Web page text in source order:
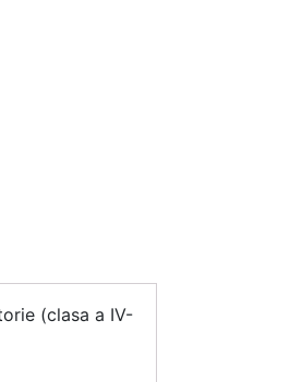
(clasa a IV-